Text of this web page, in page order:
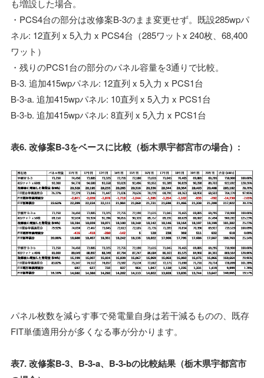
も増設した場合。
・PCS4台の部分は改修案B-3のまま変更せず。既設285wpパ
ネル: 12直列 x 5入力 x PCS4台（285ワットx 240枚、68,400
ワット）
・残りのPCS1台の部分のパネル容量を3通りで比較。
B-3. 追加415wpパネル: 12直列 x 5入力 x PCS1台
B-3-a. 追加415wpパネル: 10直列 x 5入力 x PCS1台
B-3-b. 追加415wpパネル: 8直列 x 5入力 x PCS1台
表6. 改修案B-3をベースに比較（栃木県宇都宮市の場合）:
パネル枚数を減らす事で発電量自身は若干減るものの、既存
FIT単価適用分が多くなる事が分かります。
表7. 改修案B-3、B-3-a、B-3-bの比較結果（栃木県宇都宮市